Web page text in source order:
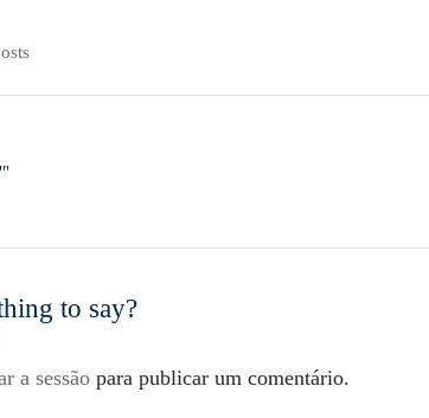
to say?
a sessãopara publicar um comentário.